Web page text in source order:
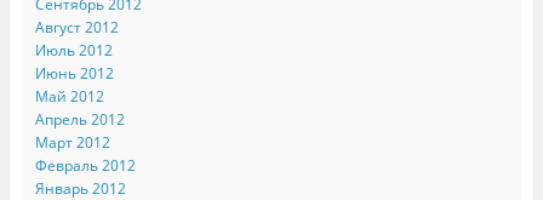
Август 2012
Июль 2012
Июнь 2012
Май 2012
Апрель 2012
Март 2012
Февраль 2012
Январь 2012